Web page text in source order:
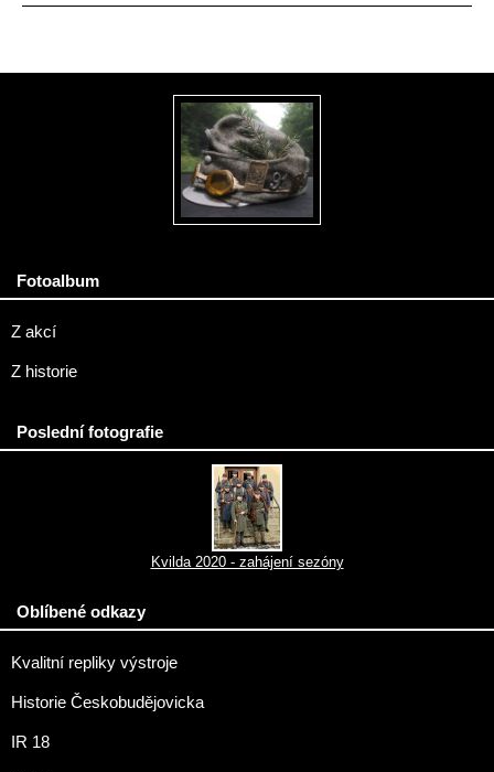
Fotoalbum
Z akcí
Z historie
Poslední fotografie
Kvilda 2020 - zahájení sezóny
Oblíbené odkazy
Kvalitní repliky výstroje
Historie Českobudějovicka
IR 18